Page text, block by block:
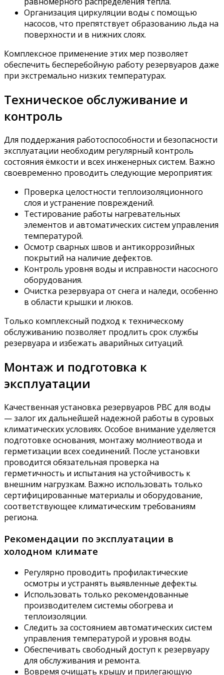
Организация циркуляции воды с помощью
насосов, что препятствует образованию льда на
поверхности и в нижних слоях.
Комплексное применение этих мер позволяет
обеспечить бесперебойную работу резервуаров даже
при экстремально низких температурах.
Техническое обслуживание и
контроль
Для поддержания работоспособности и безопасности
эксплуатации необходим регулярный контроль
состояния ёмкости и всех инженерных систем. Важно
своевременно проводить следующие мероприятия:
Проверка целостности теплоизоляционного
слоя и устранение повреждений.
Тестирование работы нагревательных
элементов и автоматических систем управления
температурой.
Осмотр сварных швов и антикоррозийных
покрытий на наличие дефектов.
Контроль уровня воды и исправности насосного
оборудования.
Очистка резервуара от снега и наледи, особенно
в области крышки и люков.
Только комплексный подход к техническому
обслуживанию позволяет продлить срок службы
резервуара и избежать аварийных ситуаций.
Монтаж и подготовка к
эксплуатации
Качественная установка резервуаров РВС для воды
— залог их дальнейшей надежной работы в суровых
климатических условиях. Особое внимание уделяется
подготовке основания, монтажу молниеотвода и
герметизации всех соединений. После установки
проводится обязательная проверка на
герметичность и испытания на устойчивость к
внешним нагрузкам. Важно использовать только
сертифицированные материалы и оборудование,
соответствующее климатическим требованиям
региона.
Рекомендации по эксплуатации в
холодном климате
Регулярно проводить профилактические
осмотры и устранять выявленные дефекты.
Использовать только рекомендованные
производителем системы обогрева и
теплоизоляции.
Следить за состоянием автоматических систем
управления температурой и уровня воды.
Обеспечивать свободный доступ к резервуару
для обслуживания и ремонта.
Вовремя очищать крышу и прилегающую